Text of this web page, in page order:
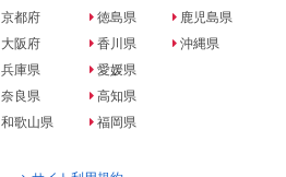
京都府
大阪府
兵庫県
奈良県
和歌山県
徳島県
香川県
愛媛県
高知県
福岡県
鹿児島県
沖縄県